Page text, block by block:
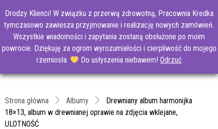
Strona główna Albumy
Drewniany album harmonijka
18×13, album w drewnianej oprawie na zdjęcia wklejane,
ULOTNOŚĆ
Drodzy Klienci! W związku z przerwą zdrowotną, Pracownia Kredka
tymczasowo zawiesza przyjmowanie i realizację nowych zamówień.
Wszystkie wiadomości i zapytania zostaną obsłużone po moim
powrocie. Dziękuję za ogrom wyrozumiałości i cierpliwość do mojego
rzemiosła.
Do usłyszenia niebawem!Odrzuć